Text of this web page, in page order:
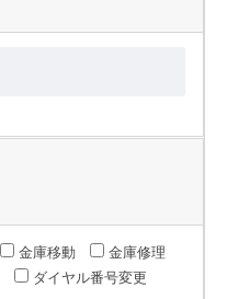
金庫移動
金庫修理
ダイヤル番号変更